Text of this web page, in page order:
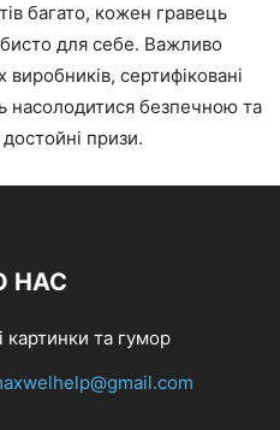
багато, кожен гравець
для себе. Важливо
виробників, сертифіковані
насолодитися безпечною та
призи.
НАС
та гумор